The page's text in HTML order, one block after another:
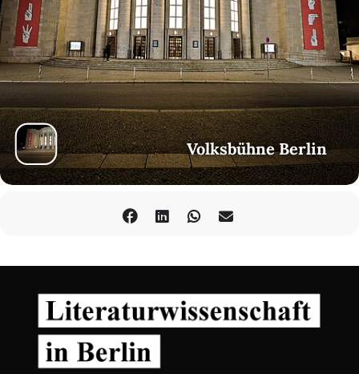
Volksbühne Berlin